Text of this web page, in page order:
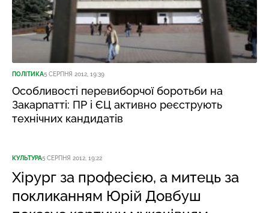
ПОЛІТИКА5 СЕРПНЯ 2012, 19:39
Особливості перевиборчої боротьби на
Закарпатті: ПР і ЄЦ активно реєструють
технічних кандидатів
КУЛЬТУРА5 СЕРПНЯ 2012, 19:22
Хірург за професією, а митець за
покликанням Юрій Довбуш